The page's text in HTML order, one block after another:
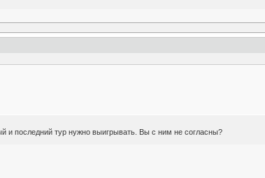
и последний тур нужно выигрывать. Вы с ним не согласны?